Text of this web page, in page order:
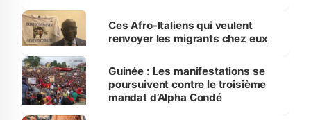
Ces Afro-Italiens qui veulent
renvoyer les migrants chez eux
Guinée : Les manifestations se
poursuivent contre le troisième
mandat d’Alpha Condé